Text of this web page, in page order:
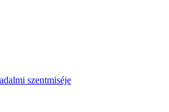
szentmiséje